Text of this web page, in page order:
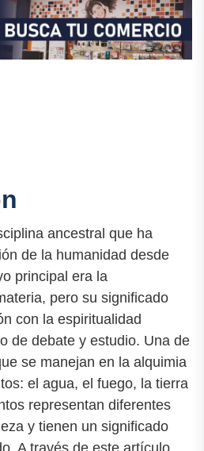
ancestral que ha
de la humanidad desde
principal era la
pero su significado
con la espiritualidad
de debate y estudio. Una de
se manejan en la alquimia
el agua, el fuego, la tierra
representan diferentes
y tienen un significado